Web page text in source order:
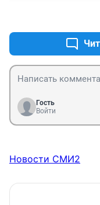
Гость
Войти
Новости СМИ2